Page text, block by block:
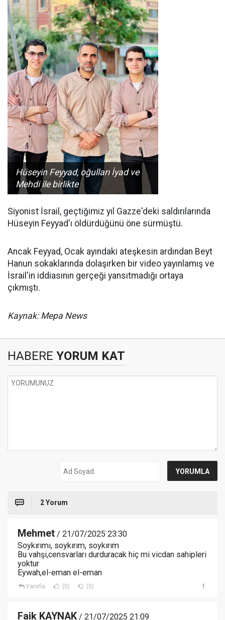
Hüseyin Feyyad, oğulları İyad ve
Mehdi ile birlikte
Siyonist İsrail, geçtiğimiz yıl Gazze'deki saldırılarında
Hüseyin Feyyad'ı öldürdüğünü öne sürmüştü.
Ancak Feyyad, Ocak ayındaki ateşkesin ardından Beyt
Hanun sokaklarında dolaşırken bir video yayınlamış ve
İsrail'in iddiasının gerçeği yansıtmadığı ortaya
çıkmıştı.
Kaynak: Mepa News
HABERE YORUM KAT
2 Yorum
Mehmet / 21/07/2025 23:30
Soykırımı, soykırım, soykırım
Bu vahşi,censvarları durduracak hiç mi vicdan sahipleri
yoktur
Eywah,el-eman el-eman
Yanıtla (0) (0)
Faik KAYNAK/ 21/07/2025 21:09